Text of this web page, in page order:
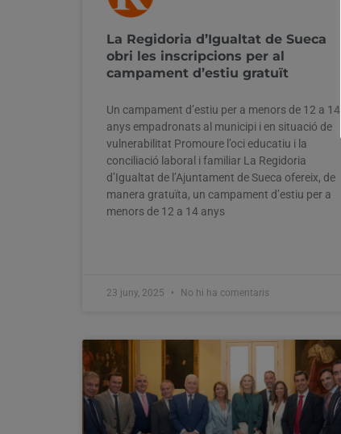
La Regidoria d’Igualtat de Sueca
obri les inscripcions per al
campament d’estiu gratuït
Un campament d’estiu per a menors de 12 a 14
anys empadronats al municipi i en situació de
vulnerabilitat Promoure l’oci educatiu i la
conciliació laboral i familiar La Regidoria
d’Igualtat de l’Ajuntament de Sueca ofereix, de
manera gratuïta, un campament d’estiu per a
menors de 12 a 14 anys
23 juny, 2025 No hi ha comentaris